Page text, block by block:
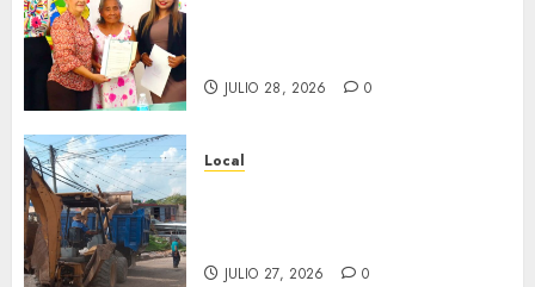
JULIO 28, 2026 0
Local
JULIO 27, 2026 0